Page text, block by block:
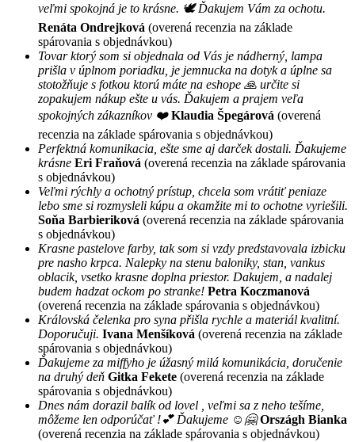
veľmi spokojná je to krásne. 🕊 Ďakujem Vám za ochotu.
Renáta Ondrejková (overená recenzia na základe
spárovania s objednávkou)
Tovar ktorý som si objednala od Vás je nádherný, lampa
prišla v úplnom poriadku, je jemnucka na dotyk a úplne sa
stotožňuje s fotkou ktorú máte na eshope 🙏 určite si
zopakujem nákup ešte u vás. Ďakujem a prajem veľa
spokojných zákazníkov ❤️ Klaudia Špegárová (overená
recenzia na základe spárovania s objednávkou)
Perfektná komunikacia, ešte sme aj darček dostali. Ďakujeme
krásne Eri Fraňová (overená recenzia na základe spárovania
s objednávkou)
Veľmi rýchly a ochotný prístup, chcela som vrátiť peniaze
lebo sme si rozmysleli kúpu a okamžite mi to ochotne vyriešili.
Soňa Barbieriková (overená recenzia na základe spárovania
s objednávkou)
Krasne pastelove farby, tak som si vzdy predstavovala izbicku
pre nasho krpca. Nalepky na stenu baloniky, stan, vankus
oblacik, vsetko krasne doplna priestor. Dakujem, a nadalej
budem hadzat ockom po stranke! Petra Koczmanová
(overená recenzia na základe spárovania s objednávkou)
Královská čelenka pro syna přišla rychle a materiál kvalitní.
Doporučuji. Ivana Menšíková (overená recenzia na základe
spárovania s objednávkou)
Ďakujeme za miffyho je úžasný milá komunikácia, doručenie
na druhý deň Gitka Fekete (overená recenzia na základe
spárovania s objednávkou)
Dnes nám dorazil balík od lovel , veľmi sa z neho tešíme,
môžeme len odporúčať !💕 Ďakujeme ☺️🤗 Országh Bianka
(overená recenzia na základe spárovania s objednávkou)